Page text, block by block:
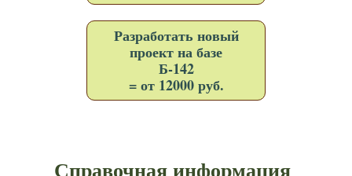
Разработать новый
проект на базе
Б-142
= от 12000 руб.
Справочная информация